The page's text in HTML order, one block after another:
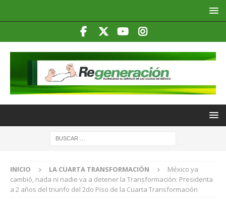
INICIO LA CUARTA TRANSFORMACIÓN
México ya
cambió, nada ni nadie va a detener la Transformación: Presidenta
a 2 años del triunfo del 2do Piso de la Cuarta Transformación